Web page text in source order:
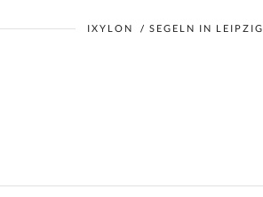
IXYLON /SEGELN IN LEIPZIG